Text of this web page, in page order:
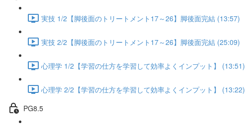
実技 1/2【脚後面のトリートメント17～26】脚後面完結 (13:57)
実技 2/2【脚後面のトリートメント17～26】脚後面完結 (25:09)
心理学 1/2【学習の仕方を学習して効率よくインプット】 (13:51)
心理学 2/2【学習の仕方を学習して効率よくインプット】 (13:22)
PG8.5